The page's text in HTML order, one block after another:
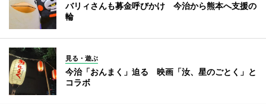
バリィさんも募金呼びかけ 今治から熊本へ支援の
輪
見る・遊ぶ
今治「おんまく」迫る 映画「汝、星のごとく」と
コラボ